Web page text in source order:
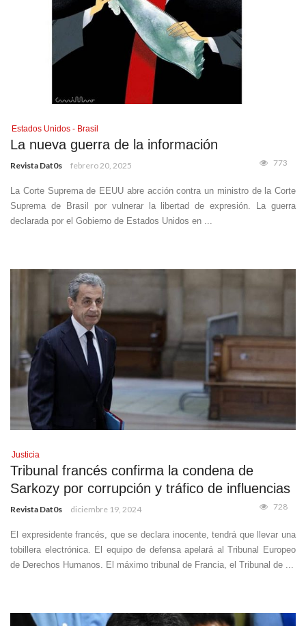
Estados Unidos - Brasil
La nueva guerra de la información
Revista Dat0s febrero 20, 2025 773
La Corte Suprema de EEUU abre acción contra un ministro de la Corte
Suprema de Brasil por vulnerar la libertad de expresión. La guerra
declarada por el Gobierno de Estados Unidos en ...
Justicia
Tribunal francés confirma la condena de
Sarkozy por corrupción y tráfico de influencias
Revista Dat0s diciembre 19, 2024 728
El expresidente francés, que se declara inocente, tendrá que llevar una
tobillera electrónica. El equipo de defensa apelará al Tribunal Europeo
de Derechos Humanos. El máximo tribunal de Francia, el Tribunal de ...